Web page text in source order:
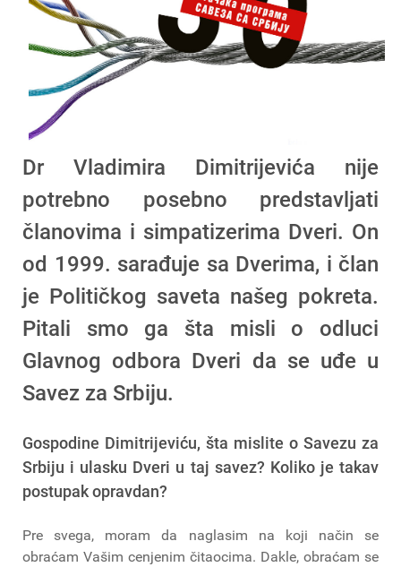
Dr Vladimira Dimitrijevića nije
potrebno posebno predstavljati
članovima i simpatizerima Dveri. On
od 1999. sarađuje sa Dverima, i član
je Političkog saveta našeg pokreta.
Pitali smo ga šta misli o odluci
Glavnog odbora Dveri da se uđe u
Savez za Srbiju.
Gospodine Dimitrijeviću, šta mislite o Savezu za
Srbiju i ulasku Dveri u taj savez? Koliko je takav
postupak opravdan?
Pre svega, moram da naglasim na koji način se
obraćam Vašim cenjenim čitaocima. Dakle, obraćam se